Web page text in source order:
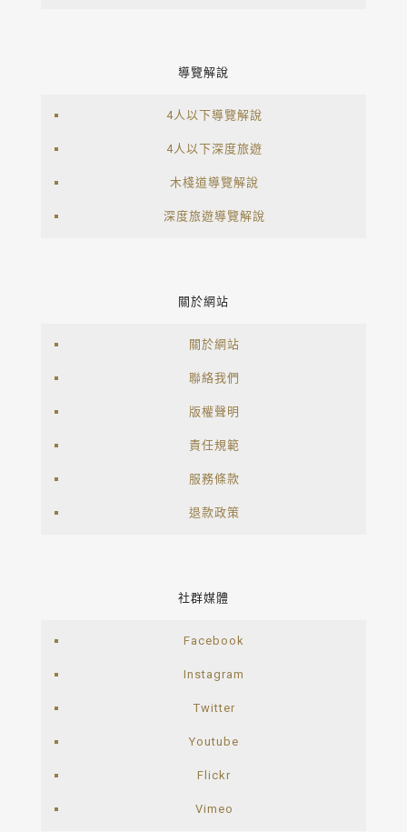
導覽解說
4人以下導覽解說
4人以下深度旅遊
木棧道導覽解說
深度旅遊導覽解說
關於網站
關於網站
聯絡我們
版權聲明
責任規範
服務條款
退款政策
社群媒體
Facebook
Instagram
Twitter
Youtube
Flickr
Vimeo